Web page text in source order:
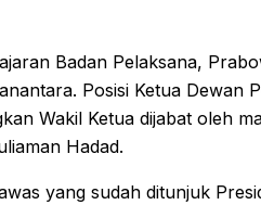
Badan Pelaksana,
Posisi Ketua Dewan
Wakil Ketua dijabat oleh
Hadad.
yang sudah ditunjuk